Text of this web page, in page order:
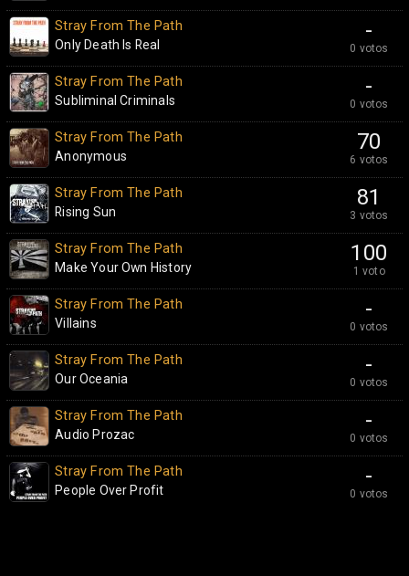
-
0 votos
Stray From The Path
Only Death Is Real
-
0 votos
Stray From The Path
Subliminal Criminals
70
6 votos
Stray From The Path
Anonymous
81
3 votos
Stray From The Path
Rising Sun
100
1 voto
Stray From The Path
Make Your Own History
-
0 votos
Stray From The Path
Villains
-
0 votos
Stray From The Path
Our Oceania
-
0 votos
Stray From The Path
Audio Prozac
-
0 votos
Stray From The Path
People Over Profit